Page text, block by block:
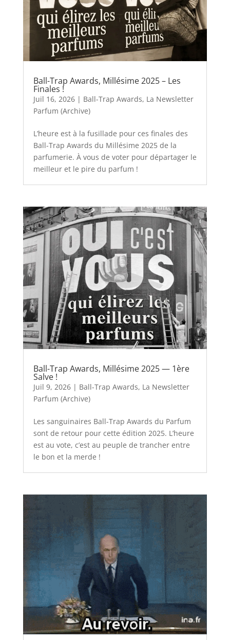
Ball-Trap Awards, Millésime 2025 – Les
Finales !
Juil 16, 2026| Ball-Trap Awards, La Newsletter
Parfum (Archive)
L’heure est à la fusillade pour ces finales des
Ball-Trap Awards du Millésime 2025 de la
parfumerie. À vous de voter pour départager le
meilleur et le pire du parfum !
Ball-Trap Awards, Millésime 2025 — 1ère
Salve !
Juil 9, 2026| Ball-Trap Awards, La Newsletter
Parfum (Archive)
Les sanguinaires Ball-Trap Awards du Parfum
sont de retour pour cette édition 2025. L’heure
est au vote, c’est au peuple de trancher entre
le bon et la merde !